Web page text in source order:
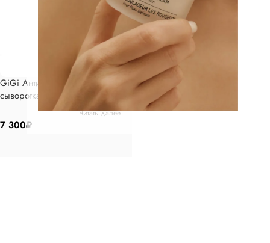
GiGi Антиоксидантная
сыворотка 30 мл
7 300₽
Читать далее